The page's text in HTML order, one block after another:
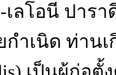
ลโอนี ปารา
ำเนิด ท่านเ